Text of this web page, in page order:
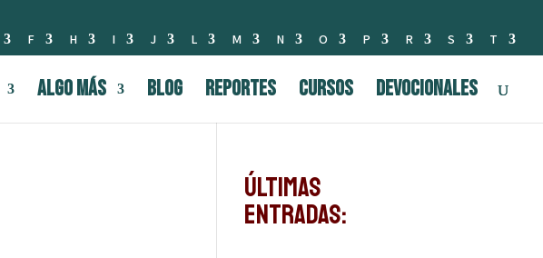
F H I J L M N O P R S T
Algo Más BLOG Reportes Cursos Devocionales
Últimas
Entradas: